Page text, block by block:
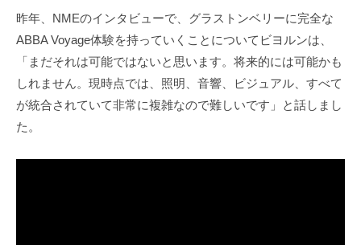
昨年、NMEのインタビューで、グラストンベリーに完全な
ABBA Voyage体験を持っていくことについてビヨルンは、
「まだそれは可能ではないと思います。将来的には可能かも
しれません。現時点では、照明、音響、ビジュアル、すべて
が統合されていて非常に複雑なので難しいです」と話しまし
た。